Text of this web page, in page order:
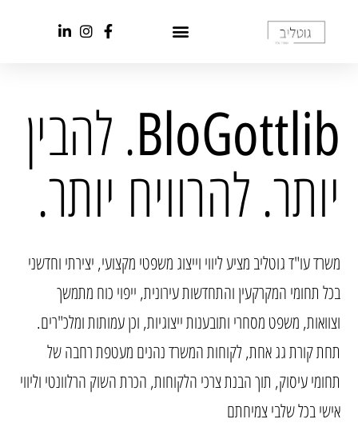
BloGottlib. להבין
יותר. להרוויח יותר.
משרד עו"ד גוטליב מציע ליווי וייצוג משפטי מקצועי, יצירתי וחדשני
בכל תחומי המקרקעין והתחדשות עירונית, ייפוי כוח מתמשך
וצוואות, משפט מסחרי ותובענות ייצוגיות, וכן עמותות ומלכ"רים.
תחת קורת גג אחת, לקוחות המשרד נהנים מעטפת רחבה של
תחומי עיסוק, תוך הבנת צרכי הלקוחות, הכרת השוק הרלוונטי וליווי
אישי בכל שלבי צמיחתם